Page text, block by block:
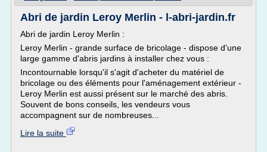
Abri de jardin Leroy Merlin - l-abri-jardin.fr
Abri de jardin Leroy Merlin :
Leroy Merlin - grande surface de bricolage - dispose d'une
large gamme d'abris jardins à installer chez vous :
Incontournable lorsqu'il s'agit d'acheter du matériel de
bricolage ou des éléments pour l'aménagement extérieur -
Leroy Merlin est aussi présent sur le marché des abris.
Souvent de bons conseils, les vendeurs vous
accompagnent sur de nombreuses...
Lire la suite